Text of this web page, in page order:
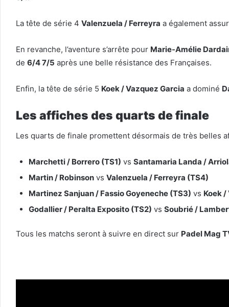
La tête de série 4 Valenzuela / Ferreyra a également
En revanche, l’aventure s’arrête pour Marie-Amélie
de 6/4 7/5 après une belle résistance des Françaises.
Enfin, la tête de série 5 Koek / Vazquez Garcia a dominé
Les affiches des quarts de finale
Les quarts de finale promettent désormais de très belles
Marchetti / Borrero (TS1) vs Santamaria Landa /
Martin / Robinson vs Valenzuela / Ferreyra (TS4)
Martinez Sanjuan / Fassio Goyeneche (TS3) vs Koek
Godallier / Peralta Exposito (TS2) vs Soubrié /
Tous les matchs seront à suivre en direct sur Padel Mag